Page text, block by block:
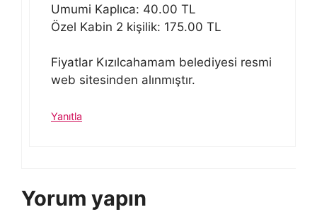
Umumi Kaplıca: 40.00 TL
Özel Kabin 2 kişilik: 175.00 TL
Fiyatlar Kızılcahamam belediyesi resmi
web sitesinden alınmıştır.
Yanıtla
Yorum yapın